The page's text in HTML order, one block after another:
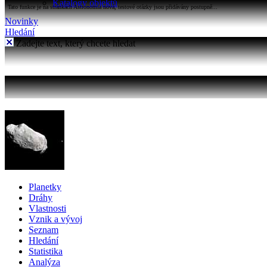
Katalogy objektů
Tato funkce je na stránkách Astronomia nová, testové otázky jsou přidávány postupně...
Novinky
Hledání
Zadejte text, který chcete hledat
Planetky
Dráhy
Vlastnosti
Vznik a vývoj
Seznam
Hledání
Statistika
Analýza